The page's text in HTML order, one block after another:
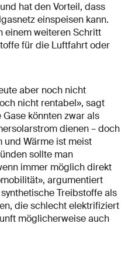
hat den Vorteil, dass
einspeisen kann.
einem weiteren Schritt
für die Luftfahrt oder
aber noch nicht
nicht rentabel», sagt
könnten zwar als
dienen – doch
und Wärme ist meist
sollte man
immer möglich direkt
argumentiert
Treibstoffe als
die schlecht elektrifiziert
möglicherweise auch